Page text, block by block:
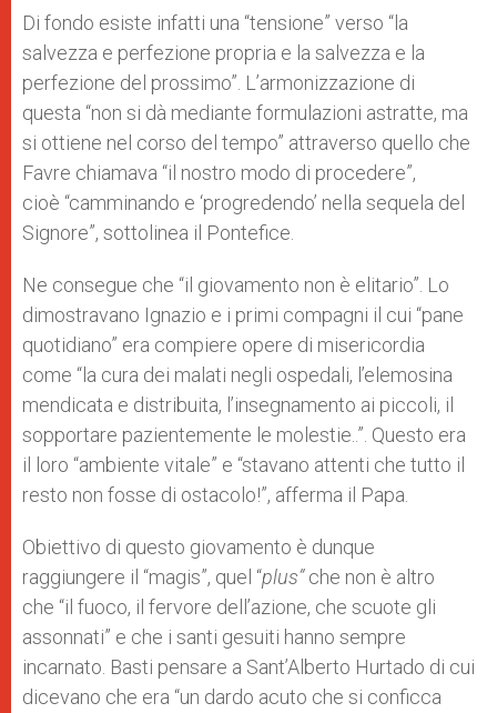
Di fondo esiste infatti una “tensione” verso “la
salvezza e perfezione propria e la salvezza e la
perfezione del prossimo”. L’armonizzazione di
questa “non si dà mediante formulazioni astratte, ma
si ottiene nel corso del tempo” attraverso quello che
Favre chiamava “il nostro modo di procedere”,
cioè “camminando e ‘progredendo’ nella sequela del
Signore”, sottolinea il Pontefice.
Ne consegue che “il giovamento non è elitario”. Lo
dimostravano Ignazio e i primi compagni il cui “pane
quotidiano” era compiere opere di misericordia
come “la cura dei malati negli ospedali, l’elemosina
mendicata e distribuita, l’insegnamento ai piccoli, il
sopportare pazientemente le molestie..”. Questo era
il loro “ambiente vitale” e “stavano attenti che tutto il
resto non fosse di ostacolo!”, afferma il Papa.
Obiettivo di questo giovamento è dunque
raggiungere il “magis”, quel “plus”che non è altro
che “il fuoco, il fervore dell’azione, che scuote gli
assonnati” e che i santi gesuiti hanno sempre
incarnato. Basti pensare a Sant’Alberto Hurtado di cui
dicevano che era “un dardo acuto che si conficca